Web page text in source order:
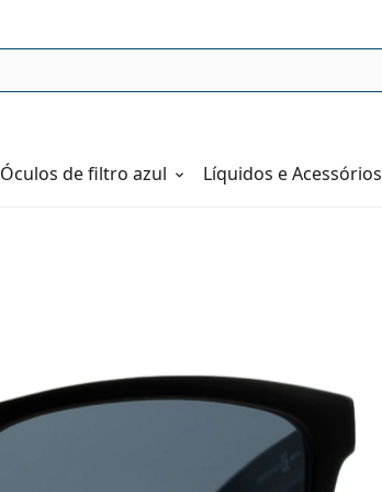
Óculos de filtro azul Líquidos e Acessórios